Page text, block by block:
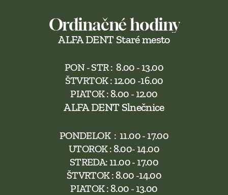
Ordinačné hodiny
ALFA DENT Staré mesto
PON - STR :  8.00 - 13.00
ŠTVRTOK : 12.00 -16.00
PIATOK : 8.00 - 12.00
ALFA DENT Slnečnice
PONDELOK  :  11.00 - 17.00
UTOROK : 8.00- 14.00
STREDA: 11.00 - 17.00
ŠTVRTOK : 8.00 -14.00
PIATOK : 8.00 - 13.00